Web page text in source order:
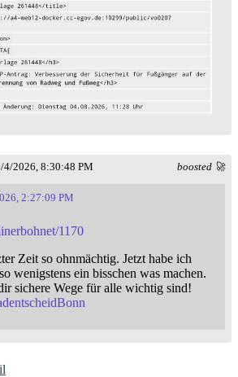
boosted 🚀
4/2026, 8:30:48 PM
2:27:09 PM
1170
Zeit so ohnmächtig. Jetzt habe ich
wenigstens ein bisschen was machen.
sichere Wege für alle wichtig sind!